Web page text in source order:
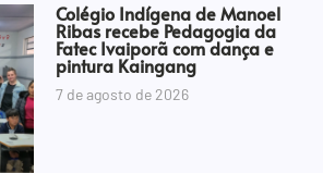
Colégio Indígena de Manoel
Ribas recebe Pedagogia da
Fatec Ivaiporã com dança e
pintura Kaingang
7 de agosto de 2026